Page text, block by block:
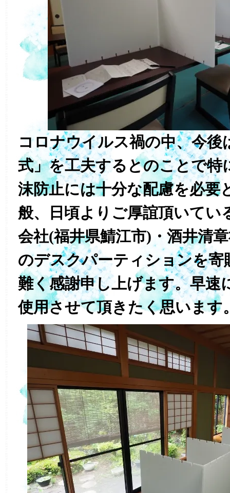
コロナウイルス禍の中、今後
式」を工夫するとのことで特
沫防止には十分な配慮を必要
般、日頃よりご厚誼頂いてい
会社(福井県鯖江市)・酒井清
のデスクパーティションを寄
難く感謝申し上げます。早速
使用させて頂きたく思います